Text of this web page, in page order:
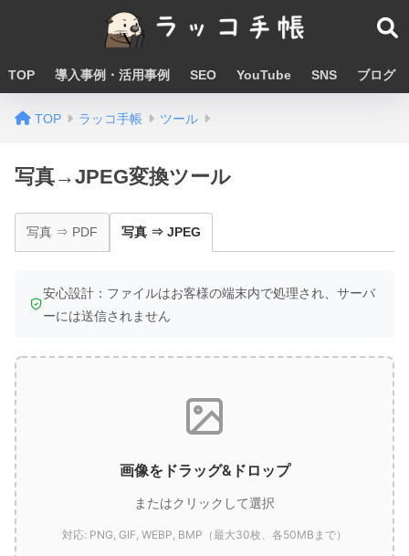
TOP 導入事例・活用事例 SEO YouTube SNS ブログ
TOP ラッコ手帳 ツール
写真→JPEG変換ツール
写真 ⇒ PDF 写真 ⇒ JPEG
安心設計：ファイルはお客様の端末内で処理され、サーバ
ーには送信されません
画像をドラッグ&ドロップ
またはクリックして選択
対応: PNG, GIF, WEBP, BMP（最大30枚、各50MBまで）